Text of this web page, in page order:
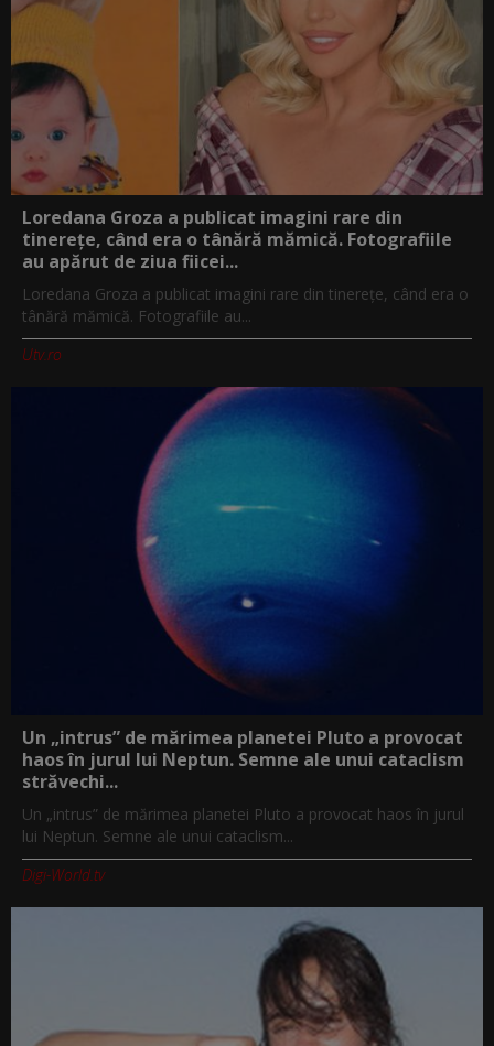
Loredana Groza a publicat imagini rare din
tinerețe, când era o tânără mămică. Fotografiile
au apărut de ziua fiicei...
Loredana Groza a publicat imagini rare din tinerețe, când era o
tânără mămică. Fotografiile au...
Utv.ro
Un „intrus” de mărimea planetei Pluto a provocat
haos în jurul lui Neptun. Semne ale unui cataclism
străvechi...
Un „intrus” de mărimea planetei Pluto a provocat haos în jurul
lui Neptun. Semne ale unui cataclism...
Digi-World.tv